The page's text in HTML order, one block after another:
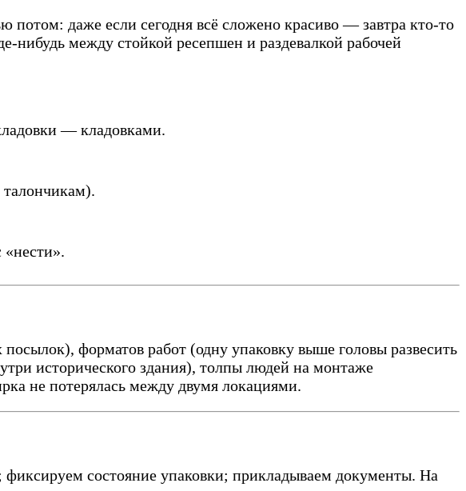
потом: даже если сегодня всё сложено красиво — завтра кто-то
нибудь между стойкой ресепшен и раздевалкой рабочей
— кладовками.
«нести».
форматов работ (одну упаковку выше головы развесить
исторического здания), толпы людей на монтаже
не потерялась между двумя локациями.
фиксируем состояние упаковки; прикладываем документы. На